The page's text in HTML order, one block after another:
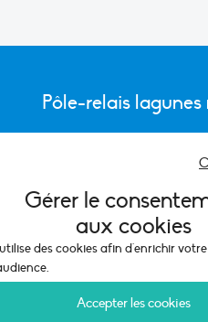
Gérer le
aux cookies
des cookies afin d'enrichir
Accepter les cookies
Pôle-relais
CONTACTER L’ÉQUIPE DU